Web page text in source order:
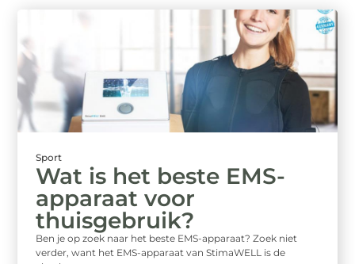
Sport
Wat is het beste EMS-
apparaat voor
thuisgebruik?
Ben je op zoek naar het beste EMS-apparaat? Zoek niet
verder, want het EMS-apparaat van StimaWELL is de